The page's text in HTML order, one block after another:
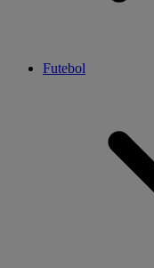
Futebol